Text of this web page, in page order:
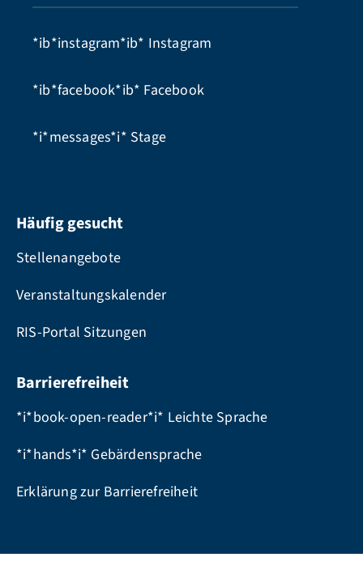
*ib*instagram*ib* Instagram
*ib*facebook*ib* Facebook
*i*messages*i* Stage
Häufig gesucht
Stellenangebote
Veranstaltungskalender
RIS-Portal Sitzungen
Barrierefreiheit
*i*book-open-reader*i* Leichte Sprache
*i*hands*i* Gebärdensprache
Erklärung zur Barrierefreiheit